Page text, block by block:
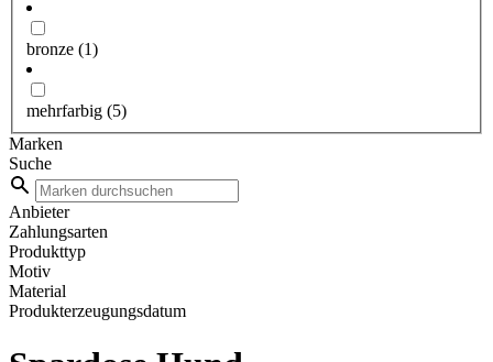
bronze (1)
mehrfarbig (5)
Marken
Suche
Anbieter
Zahlungsarten
Produkttyp
Motiv
Material
Produkterzeugungsdatum